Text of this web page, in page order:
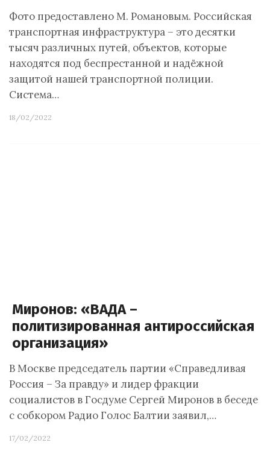
Фото предоставлено М. Романовым. Российская
транспортная инфраструктура – это десятки
тысяч различных путей, объектов, которые
находятся под беспрестанной и надёжной
защитой нашей транспортной полиции.
Система…
18/02/2022
Миронов: «ВАДА –
политизированная антироссийская
организация»
В Москве председатель партии «Справедливая
Россия – За правду» и лидер фракции
социалистов в Госдуме Сергей Миронов в беседе
с собкором Радио Голос Балтии заявил,…
17/02/2022